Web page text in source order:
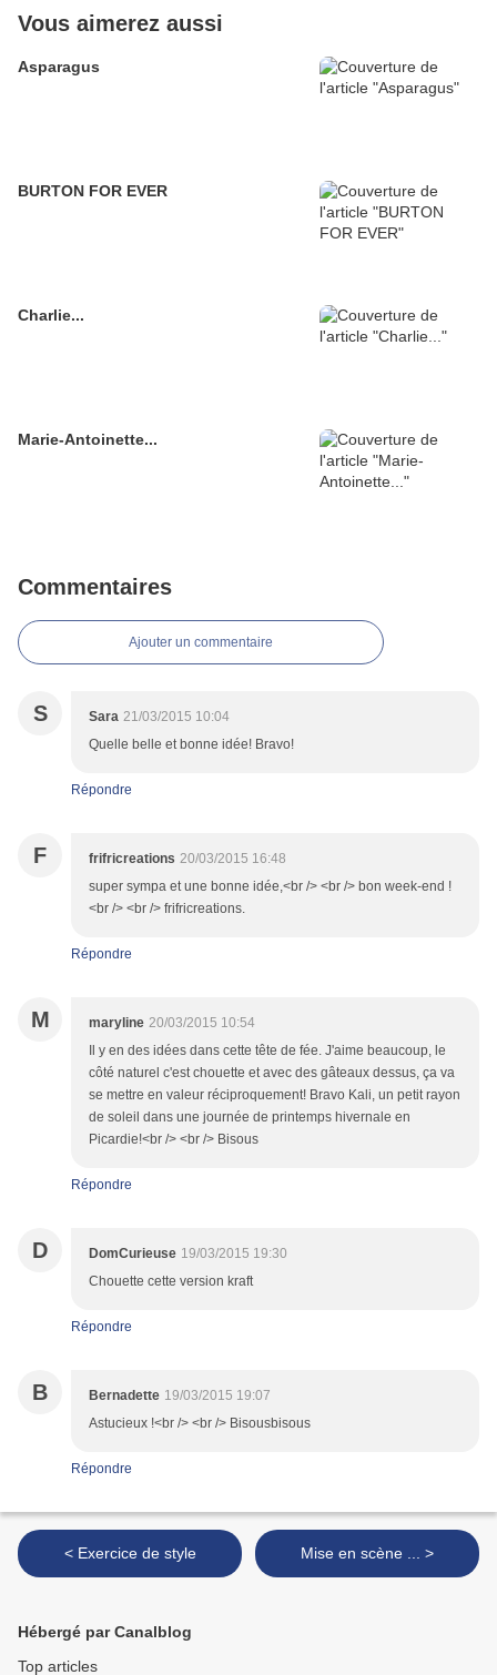
Vous aimerez aussi
Asparagus
BURTON FOR EVER
Charlie...
Marie-Antoinette...
Commentaires
Ajouter un commentaire
S Sara 21/03/2015 10:04
Quelle belle et bonne idée! Bravo!
Répondre
F frifricreations 20/03/2015 16:48
super sympa et une bonne idée,<br /> <br /> bon week-end !
<br /> <br /> frifricreations.
Répondre
M maryline 20/03/2015 10:54
Il y en des idées dans cette tête de fée. J'aime beaucoup, le
côté naturel c'est chouette et avec des gâteaux dessus, ça va
se mettre en valeur réciproquement! Bravo Kali, un petit rayon
de soleil dans une journée de printemps hivernale en
Picardie!<br /> <br /> Bisous
Répondre
D DomCurieuse 19/03/2015 19:30
Chouette cette version kraft
Répondre
B Bernadette 19/03/2015 19:07
Astucieux !<br /> <br /> Bisousbisous
Répondre
< Exercice de style Mise en scène ... >
Hébergé par Canalblog
Top articles